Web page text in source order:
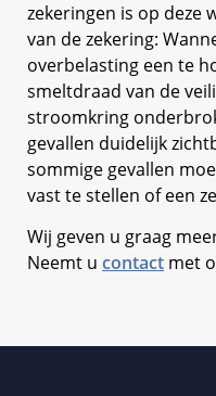
zekeringen is op deze
van de zekering:
overbelasting een te
smeltdraad van de
stroomkring
gevallen duidelijk
sommige gevallen
vast te stellen of een
Wij geven u graag
Neemt u contact met